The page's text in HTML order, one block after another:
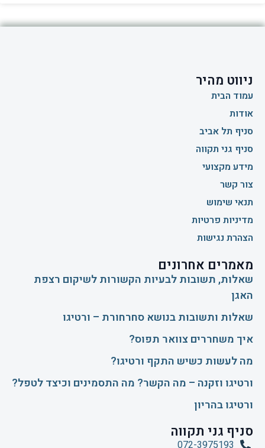
ניווט מהיר
עמוד הבית
אודות
סניף תל אביב
סניף גני תקווה
מידע מקצועי
צור קשר
תנאי שימוש
מדיניות פרטיות
הצהרת נגישות
מאמרים אחרונים
שאלות, תשובות לבעיות הקשורות לשיקום רצפת
האגן
שאלות ותשובות בנושא סחרחורת – ורטיגו
איך משחררים צוואר תפוס?
​מה לעשות כשיש התקף ורטיגו?
ורטיגו וזקנה – מה הקשר? מה התסמינים וכיצד לטפל?
ורטיגו בהריון
סניף גני תקווה
072-3975193